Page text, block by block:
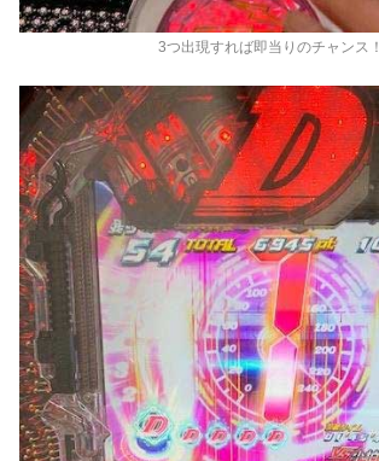
3つ出現すれば即当りのチャンス！